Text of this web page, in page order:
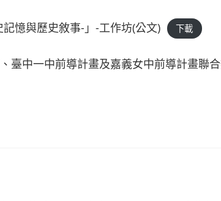
憶與歷史敘事-」-工作坊(公文) 下載
臺中一中前導計畫及嘉義女中前導計畫聯